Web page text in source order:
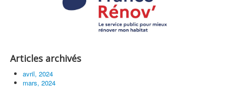
Articles archivés
avril, 2024
mars, 2024